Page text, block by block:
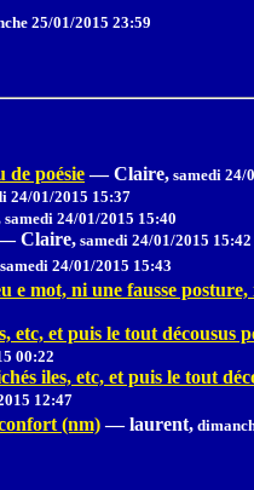
25/01/2015 23:59
de poésie — Claire, samedi 24/
24/01/2015 15:37
samedi 24/01/2015 15:40
Claire, samedi 24/01/2015 15:42
samedi 24/01/2015 15:43
e mot, ni une fausse
etc, et puis le tout
00:22
iles, etc, et puis le tout
12:47
(nm) — laurent,